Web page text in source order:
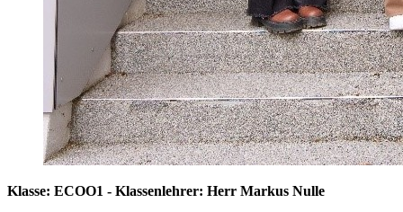
Klasse: ECOO1 - Klassenlehrer: Herr Markus Nulle